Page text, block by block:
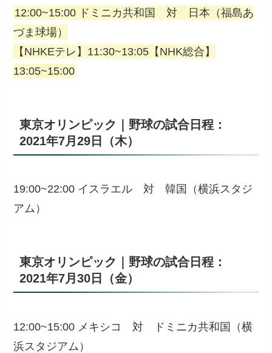
12:00~15:00 ドミニカ共和国 対 日本（福島あ
づま球場）
【NHKEテレ】11:30~13:05【NHK総合】
13:05~15:00
東京オリンピック｜野球の試合日程：
2021年7月29日（木）
19:00~22:00 イスラエル 対 韓国（横浜スタジ
アム）
東京オリンピック｜野球の試合日程：
2021年7月30日（金）
12:00~15:00 メキシコ 対 ドミニカ共和国（横
浜スタジアム）